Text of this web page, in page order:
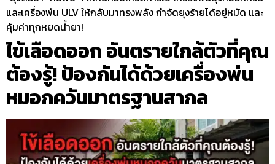
และเครื่องพ่น ULV ให้กลับมาทรงพลัง กำจัดยุงร้ายได้อยู่หมัด และ
คุ้มค่าทุกหยดน้ำยา!
ไข้เลือดออก อันตรายใกล้ตัวที่คุณ
ต้องรู้! ป้องกันได้ด้วยเครื่องพ่น
หมอกควันมาตรฐานสากล